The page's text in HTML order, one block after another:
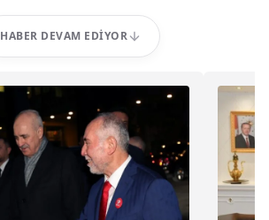
HABER DEVAM EDIYOR